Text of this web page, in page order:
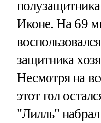
Иконе. На 69
защитника
Несмотря на
этот гол
"Лилль"